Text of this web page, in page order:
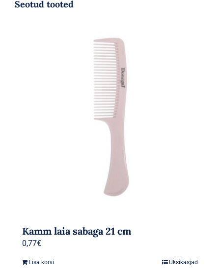
Seotud tooted
Kamm laia sabaga 21 cm
0,77€
Lisa korvi Üksikasjad